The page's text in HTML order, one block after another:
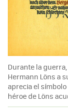
Durante la
Hermann Löns a
aprecia el símbolo
héroe de Löns